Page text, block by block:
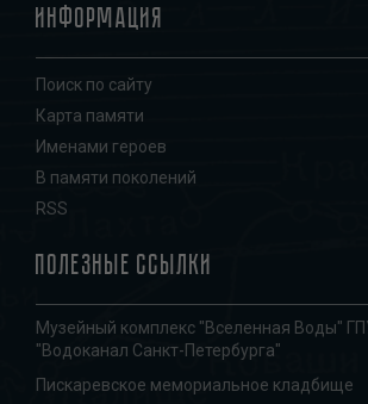
Информация
Поиск по сайту
Карта памяти
Именами героев
В памяти поколений
RSS
Полезные ссылки
Музейный комплекс "Вселенная Воды"
"Водоканал Санкт-Петербурга"
Пискаревское мемориальное кладбище